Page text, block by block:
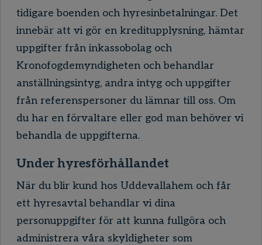
tidigare boenden och hyresinbetalningar. Det
innebär att vi gör en kreditupplysning, hämtar
uppgifter från inkassobolag och
Kronofogdemyndigheten och behandlar
anställningsintyg, andra intyg och uppgifter
från referenspersoner du lämnar till oss. Om
du har en förvaltare eller god man behöver vi
behandla de uppgifterna.
Under hyresförhållandet
När du blir kund hos Uddevallahem och får
ett hyresavtal behandlar vi dina
personuppgifter för att kunna fullgöra och
administrera våra skyldigheter som